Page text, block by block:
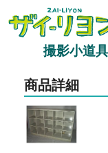
撮影小道
商品詳細